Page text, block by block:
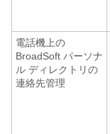
電話機上の
BroadSoft パーソナ
ル ディレクトリの
連絡先管理